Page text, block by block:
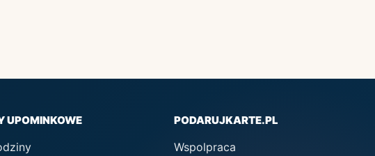
UPOMINKOWE PODARUJKARTE.PL
Wspolpraca